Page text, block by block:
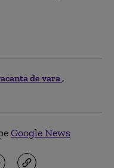
de vara
Google News